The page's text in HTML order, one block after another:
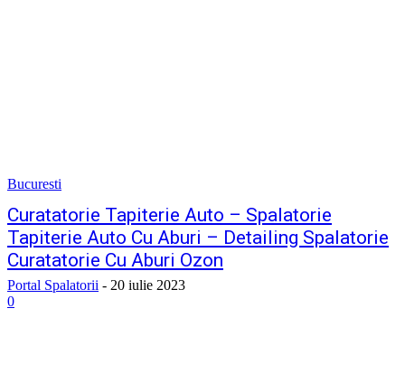
Bucuresti
Curatatorie Tapiterie Auto – Spalatorie
Tapiterie Auto Cu Aburi – Detailing Spalatorie
Curatatorie Cu Aburi Ozon
Portal Spalatorii - 20 iulie 2023
0